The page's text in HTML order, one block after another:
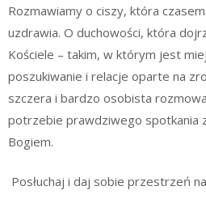
Rozmawiamy o ciszy, która
uzdrawia. O duchowości, która
Kościele – takim, w którym jest
poszukiwanie i relacje oparte na
szczera i bardzo osobista
potrzebie prawdziwego spotkania
Bogiem.
Posłuchaj i daj sobie przestrzeń